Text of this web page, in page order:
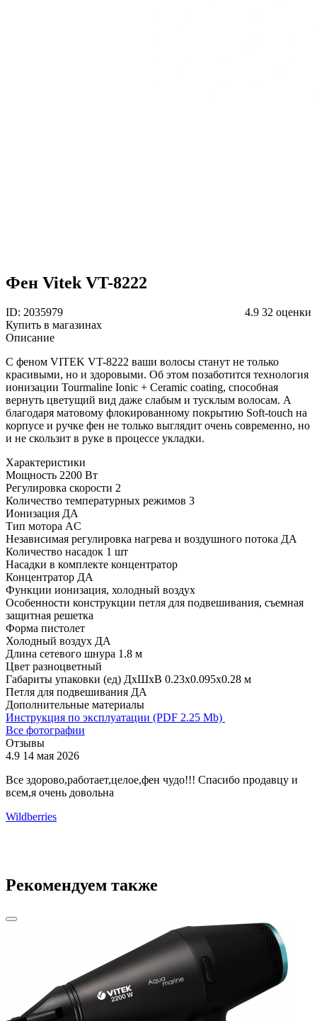
Фен Vitek VT-8222
ID: 2035979 4.9 32 оценки
Купить в магазинах
Описание
С феном VITEK VT-8222 ваши волосы станут не только
красивыми, но и здоровыми. Об этом позаботится технология
ионизации Tourmaline Ionic + Ceramic coating, способная
вернуть цветущий вид даже слабым и тусклым волосам. А
благодаря матовому флокированному покрытию Soft-touch на
корпусе и ручке фен не только выглядит очень современно, но
и не скользит в руке в процессе укладки.
Характеристики
Мощность 2200 Вт
Регулировка скорости 2
Количество температурных режимов 3
Ионизация ДА
Тип мотора AC
Независимая регулировка нагрева и воздушного потока ДА
Количество насадок 1 шт
Насадки в комплекте концентратор
Концентратор ДА
Функции ионизация, холодный воздух
Особенности конструкции петля для подвешивания, съемная
защитная решетка
Форма пистолет
Холодный воздух ДА
Длина сетевого шнура 1.8 м
Цвет разноцветный
Габариты упаковки (ед) ДхШхВ 0.23x0.095x0.28 м
Петля для подвешивания ДА
Дополнительные материалы
Инструкция по эксплуатации (PDF 2.25 Mb)
Все фотографии
Отзывы
4.9 14 мая 2026
Все здорово,работает,целое,фен чудо!!! Спасибо продавцу и
всем,я очень довольна
Wildberries
Рекомендуем также